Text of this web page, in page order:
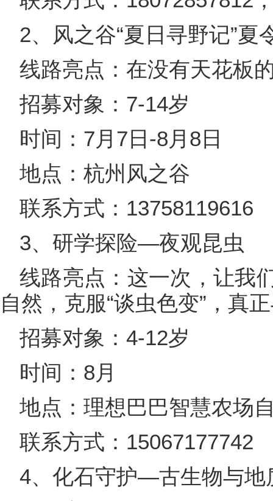
2、风之谷“夏日寻野记”夏
线路亮点：在没有天花板
招募对象：7-14岁
时间：7月7日-8月8日
地点：杭州风之谷
联系方式：13758119616
3、研学探险—夜观昆虫
线路亮点：这一次，让我
自然，克服“谈虫色变”，真
招募对象：4-12岁
时间：8月
地点：理想巴巴智慧农场
联系方式：15067177742
4、化石守护—古生物与地